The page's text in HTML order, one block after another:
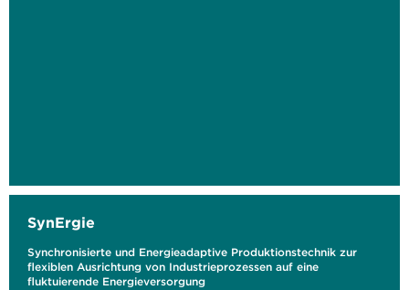
SynErgie
Synchronisierte und Energieadaptive Produktionstechnik zur
flexiblen Ausrichtung von Industrieprozessen auf eine
fluktuierende Energieversorgung